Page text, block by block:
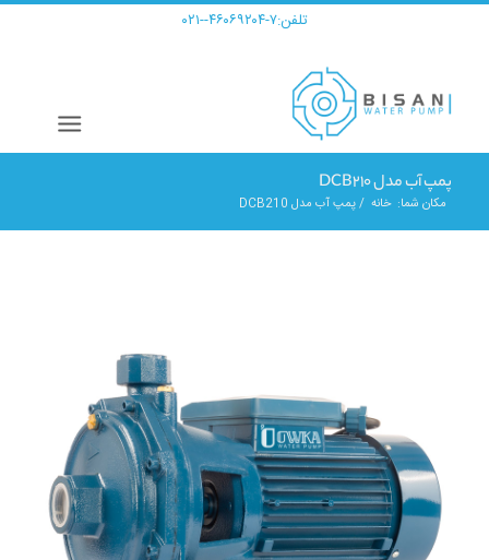
تلفن:۷-۴۶۰۶۹۲۰۴--۰۲۱
پمپ آب مدل DCB210
مکان شما: خانه /پمپ آب مدل DCB210